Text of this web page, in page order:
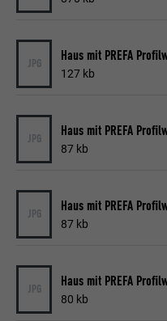
JPG
127 kb
JPG
87 kb
JPG
87 kb
JPG
80 kb
Anbieter
Zweck
Wird
Laufzeit
Zweck
Sprach
Name
Anbieter
Zweck
Name